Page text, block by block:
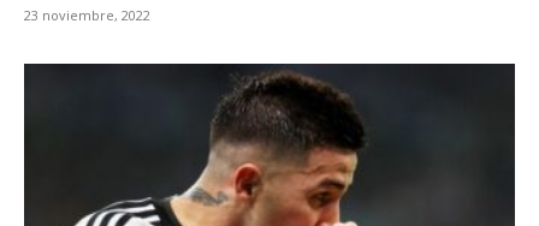
23 noviembre, 2022